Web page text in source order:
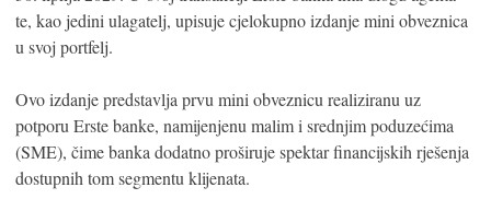
te, kao jedini ulagatelj, upisuje cjelokupno izdanje mini obveznica
u svoj portfelj.
Ovo izdanje predstavlja prvu mini obveznicu realiziranu uz
potporu Erste banke, namijenjenu malim i srednjim poduzećima
(SME), čime banka dodatno proširuje spektar financijskih rješenja
dostupnih tom segmentu klijenata.